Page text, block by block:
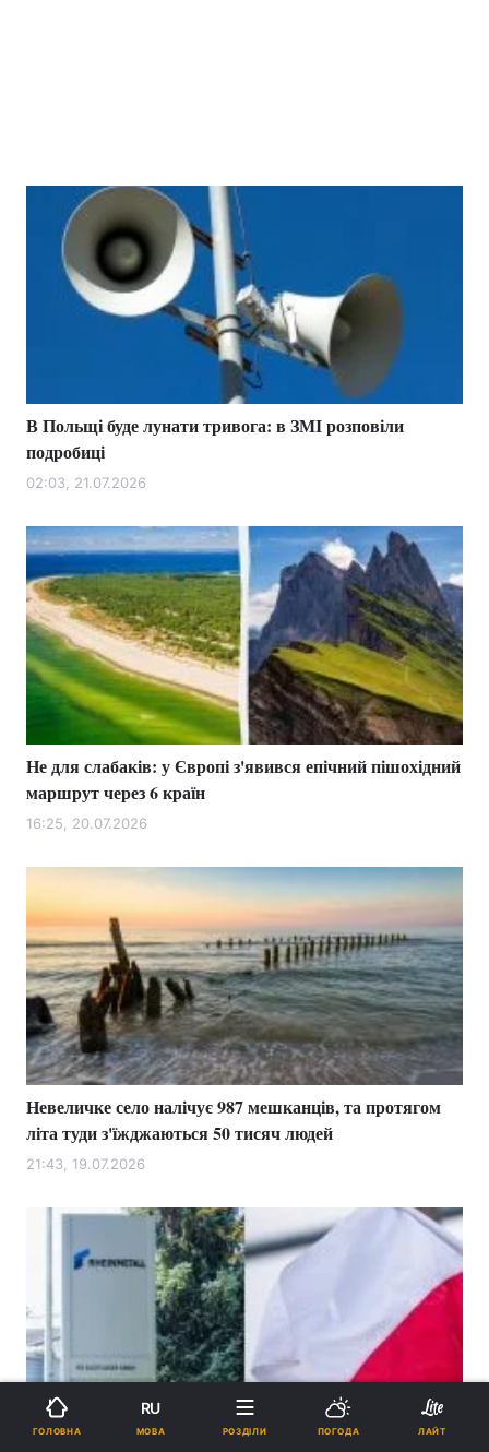
В Польщі буде лунати тривога: в ЗМІ розповіли
подробиці
02:03, 21.07.2026
Не для слабаків: у Європі з'явився епічний пішохідний
маршрут через 6 країн
16:25, 20.07.2026
Невеличке село налічує 987 мешканців, та протягом
літа туди з'їжджаються 50 тисяч людей
21:43, 19.07.2026
ГОЛОВНА
RU
МОВА РОЗДІЛИ ПОГОДА ЛАЙТ